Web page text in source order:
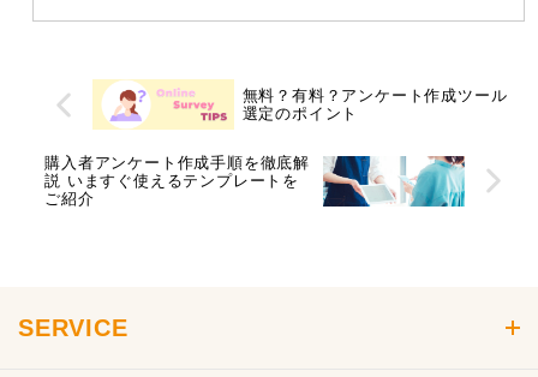
無料？有料？アンケート作成ツール
選定のポイント
購入者アンケート作成手順を徹底解
説 いますぐ使えるテンプレートを
ご紹介
SERVICE